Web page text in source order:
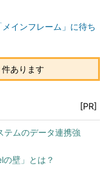
インフレーム」に待ち
あります
[PR]
テムのデータ連携強
壁」とは？